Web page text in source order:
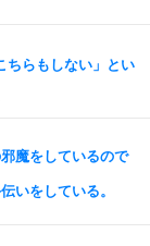
ちらもしない」とい
魔をしているので
いをしている。